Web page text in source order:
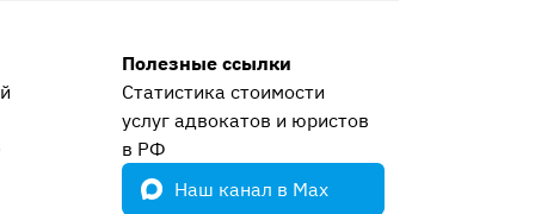
Полезные ссылки
Статистика стоимости
услуг адвокатов и юристов
в РФ
Наш канал в Max